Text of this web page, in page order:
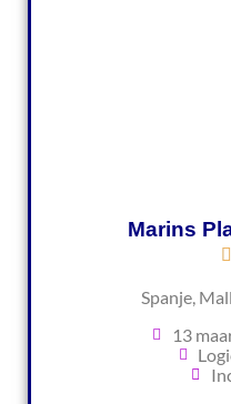
Marins
Spanje,
13